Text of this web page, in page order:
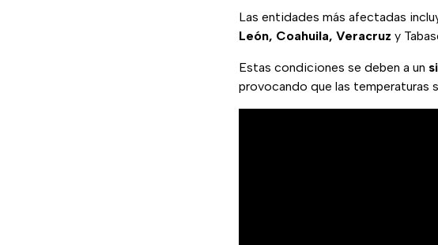
Las entidades más afectadas
León, Coahuila, Veracruz y
Estas condiciones se deben a un
provocando que las temperaturas